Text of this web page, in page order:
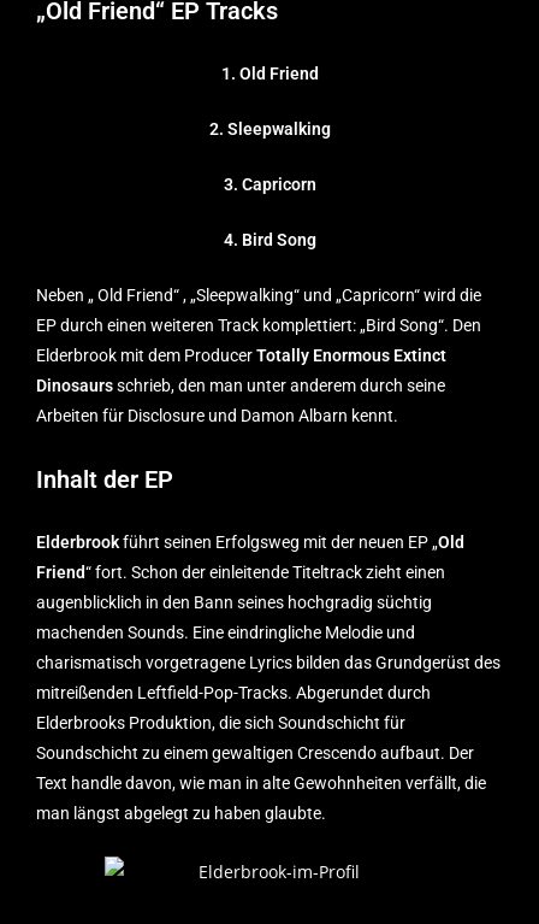
„Old Friend“ EP Tracks
1. Old Friend
2. Sleepwalking
3. Capricorn
4. Bird Song
Neben „ Old Friend“ , „Sleepwalking“ und „Capricorn“ wird die
EP durch einen weiteren Track komplettiert: „Bird Song“. Den
Elderbrook mit dem ProducerTotally Enormous Extinct
Dinosaursschrieb, den man unter anderem durch seine
Arbeiten für Disclosure und Damon Albarn kennt.
Inhalt der EP
Elderbrookführt seinen Erfolgsweg mit der neuen EP „Old
Friend“ fort. Schon der einleitende Titeltrack zieht einen
augenblicklich in den Bann seines hochgradig süchtig
machenden Sounds. Eine eindringliche Melodie und
charismatisch vorgetragene Lyrics bilden das Grundgerüst des
mitreißenden Leftfield-Pop-Tracks. Abgerundet durch
Elderbrooks Produktion, die sich Soundschicht für
Soundschicht zu einem gewaltigen Crescendo aufbaut. Der
Text handle davon, wie man in alte Gewohnheiten verfällt, die
man längst abgelegt zu haben glaubte.